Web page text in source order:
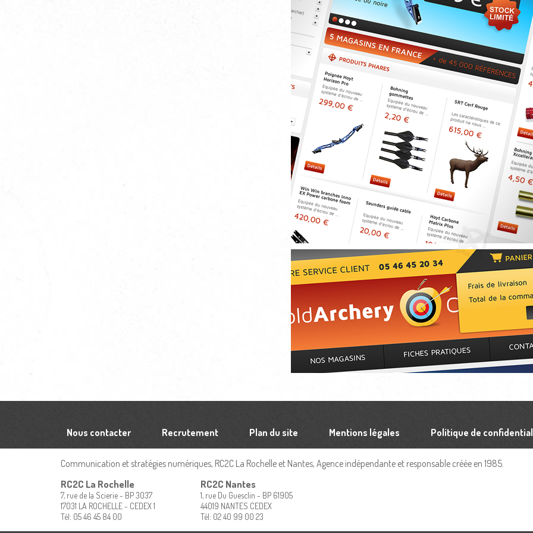
Nous contacter Recrutement Plan du site Mentions légales Politique de
Communication et stratégies numériques, RC2C La Rochelle et Nantes, Agence indépendante et responsable créée en 1985.
RC2C La Rochelle
7, rue de la Scierie - BP 3037
17031 LA ROCHELLE - CEDEX 1
Tél: 05 46 45 84 00
RC2C Nantes
1, rue Du Guesclin - BP 61905
44019 NANTES CEDEX
Tél: 02 40 99 00 23